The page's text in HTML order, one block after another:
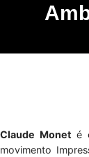
Claude Monet é
movimento